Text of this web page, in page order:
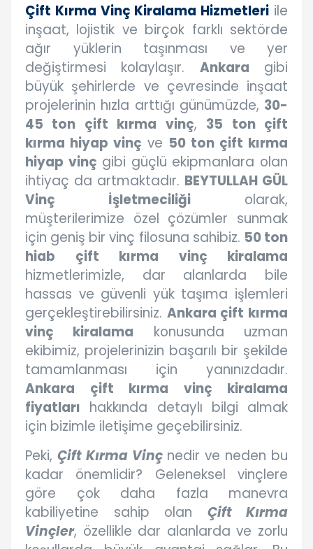
Çift Kırma Vinç Kiralama Hizmetleri ile
inşaat, lojistik ve birçok farklı sektörde
ağır yüklerin taşınması ve yer
değiştirmesi kolaylaşır. Ankara gibi
büyük şehirlerde ve çevresinde inşaat
projelerinin hızla arttığı günümüzde, 30-
45 ton çift kırma vinç, 35 ton çift
kırma hiyap vinç ve 50 ton çift kırma
hiyap vinç gibi güçlü ekipmanlara olan
ihtiyaç da artmaktadır. BEYTULLAH GÜL
Vinç İşletmeciliği olarak,
müşterilerimize özel çözümler sunmak
için geniş bir vinç filosuna sahibiz. 50 ton
hiab çift kırma vinç kiralama
hizmetlerimizle, dar alanlarda bile
hassas ve güvenli yük taşıma işlemleri
gerçekleştirebilirsiniz. Ankara çift kırma
vinç kiralama konusunda uzman
ekibimiz, projelerinizin başarılı bir şekilde
tamamlanması için yanınızdadır.
Ankara çift kırma vinç kiralama
fiyatları hakkında detaylı bilgi almak
için bizimle iletişime geçebilirsiniz.
Peki, Çift Kırma Vinçnedir ve neden bu
kadar önemlidir? Geleneksel vinçlere
göre çok daha fazla manevra
kabiliyetine sahip olan Çift Kırma
Vinçler, özellikle dar alanlarda ve zorlu